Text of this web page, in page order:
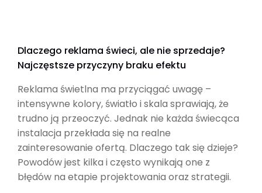
Dlaczego reklama świeci, ale nie sprzedaje?
Najczęstsze przyczyny braku efektu
Reklama świetlna ma przyciągać uwagę –
intensywne kolory, światło i skala sprawiają, że
trudno ją przeoczyć. Jednak nie każda świecąca
instalacja przekłada się na realne
zainteresowanie ofertą. Dlaczego tak się dzieje?
Powodów jest kilka i często wynikają one z
błędów na etapie projektowania oraz strategii.